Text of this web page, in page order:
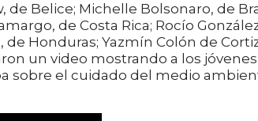
de Belice; Michelle Bolsonaro, de
de Costa Rica; Rocío
Honduras; Yazmín Colón de
un video mostrando a los jóvenes
sobre el cuidado del medio